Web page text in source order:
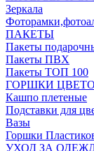
Зеркала
ПАКЕТЫ
Пакеты
Пакеты ПВХ
Пакеты ТОП 100
ГОРШКИ
Кашпо плетеные
Подставки для
Вазы
Горшки
УХОД ЗА